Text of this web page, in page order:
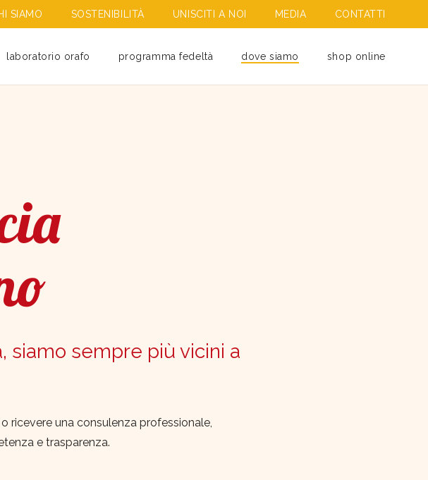
SIAMO SOSTENIBILITÀ UNISCITI A NOI MEDIA CONTATTI
laboratorio orafo programma fedeltà dove siamo shop online
siamo sempre più vicini a
ricevere una consulenza professionale,
e trasparenza.